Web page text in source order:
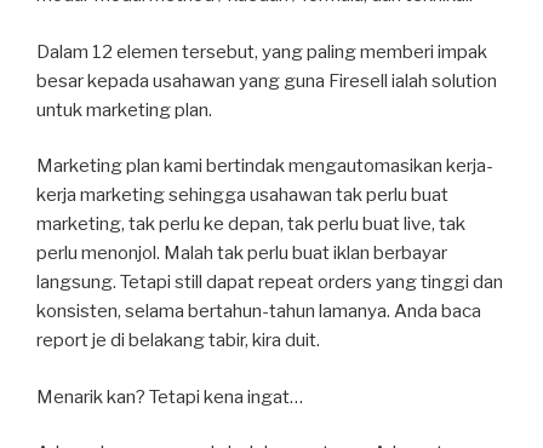
Dalam 12 elemen tersebut, yang paling memberi impak
besar kepada usahawan yang guna Firesell ialah solution
untuk marketing plan.
Marketing plan kami bertindak mengautomasikan kerja-
kerja marketing sehingga usahawan tak perlu buat
marketing, tak perlu ke depan, tak perlu buat live, tak
perlu menonjol. Malah tak perlu buat iklan berbayar
langsung. Tetapi still dapat repeat orders yang tinggi dan
konsisten, selama bertahun-tahun lamanya. Anda baca
report je di belakang tabir, kira duit.
Menarik kan? Tetapi kena ingat…